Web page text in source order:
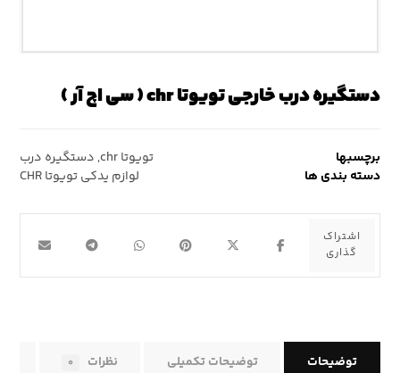
دستگیره درب خارجی تویوتا chr ( سی اچ آر )
برچسبها تویوتا chr , دستگیره درب
دسته بندی ها
لوازم یدکی تویوتا CHR
توضیحات توضیحات تکمیلی نظرات ۰